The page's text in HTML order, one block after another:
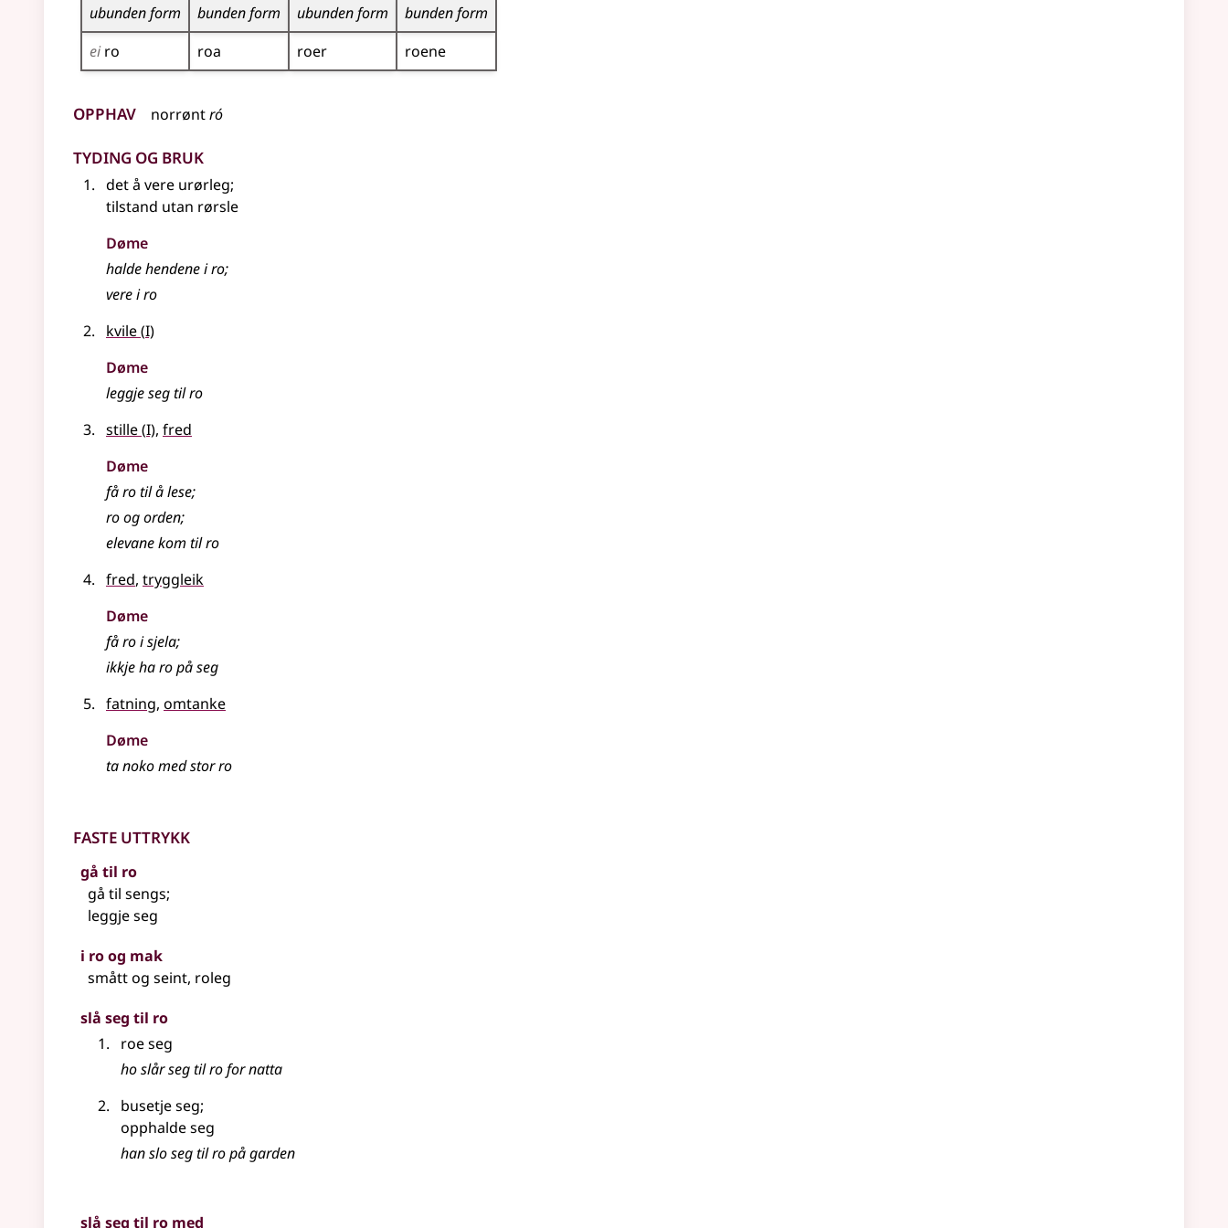
ubunden form
bunden form ubunden form
bunden form
ei ro roa roer roene
Opphav norrøntró
Tyding og bruk
det å vere urørleg;
tilstand utan rørsle
Døme
halde hendene i ro;
vere i ro
kvile(1
I)
Døme
leggje seg til ro
stille(1
I), fred
Døme
få ro til å lese;
ro og orden;
elevane kom til ro
fred, tryggleik
Døme
få ro i sjela;
ikkje ha ro på seg
fatning, omtanke
Døme
ta noko med stor ro
Faste uttrykk
gå til ro
gå til sengs;
leggje seg
i ro og mak
smått og seint, roleg
slå seg til ro
roe seg
ho slår seg til ro for natta
busetje seg;
opphalde seg
han slo seg til ro på garden
slå seg til ro med